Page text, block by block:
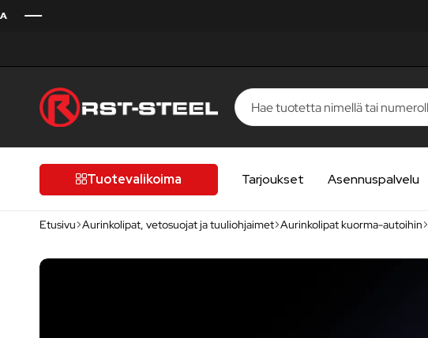
laatutietoiselle
autoilijalleTuotevalikoima Tarjoukset Asennuspalvelu
Etusivu Aurinkolipat, vetosuojat ja tuuliohjaimet Aurinkolipat kuorma-autoihin